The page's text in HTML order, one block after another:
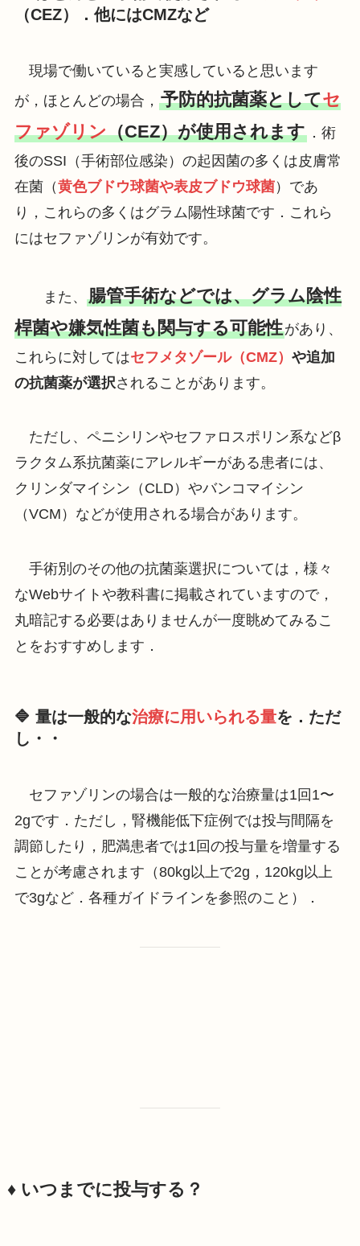
（CEZ）．他にはCMZなど
現場で働いていると実感していると思います
が，ほとんどの場合， 予防的抗菌薬としてセ
ファゾリン（CEZ）が使用されます．術
後のSSI（手術部位感染）の起因菌の多くは皮膚常
在菌（黄色ブドウ球菌や表皮ブドウ球菌）であ
り，これらの多くはグラム陽性球菌です．これら
にはセファゾリンが有効です。
また、 腸管手術などでは、グラム陰性
桿菌や嫌気性菌も関与する可能性があり、
これらに対してはセフメタゾール（CMZ） や追加
の抗菌薬が選択されることがあります。
ただし、ペニシリンやセファロスポリン系などβ
ラクタム系抗菌薬にアレルギーがある患者には、
クリンダマイシン（CLD）やバンコマイシン
（VCM）などが使用される場合があります。
手術別のその他の抗菌薬選択については，様々
なWebサイトや教科書に掲載されていますので，
丸暗記する必要はありませんが一度眺めてみるこ
とをおすすめします．
🔷 量は一般的な治療に用いられる量を．ただ
し・・
セファゾリンの場合は一般的な治療量は1回1〜
2gです．ただし，腎機能低下症例では投与間隔を
調節したり，肥満患者では1回の投与量を増量する
ことが考慮されます（80kg以上で2g，120kg以上
で3gなど．各種ガイドラインを参照のこと）．
♦️ いつまでに投与する？